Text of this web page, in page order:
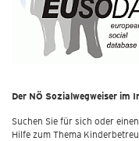
Der NÖ Sozialwegweiser im
Suchen Sie für sich oder
Hilfe zum Thema